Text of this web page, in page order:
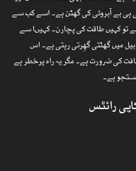
ہی بے آبروئی کی گھٹن ہے۔ اسے کب سے
تو کہیں طاقت کی پچارن۔ کہیںا سے
میں گھٹتی گھِرتی رہتی ہے۔ اس
کی ضرورت ہے۔ مگر یہ راہ پرخطر ہے
ہے۔
رائٹس